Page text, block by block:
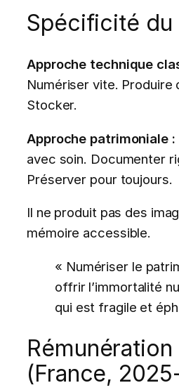
Spécificité du
Approche technique
Numériser vite. Produire
Stocker.
Approche patrimoniale :
avec soin. Documenter
Préserver pour toujours.
Il ne produit pas des
mémoire accessible.
« Numériser le
offrir l’immortalité
qui est fragile et
(France,